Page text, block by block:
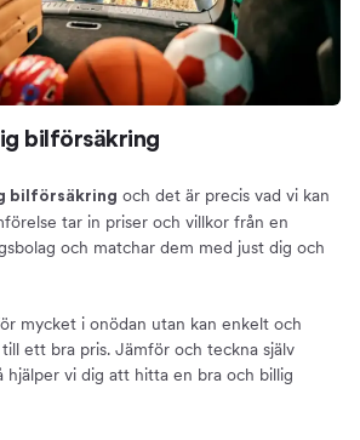
bilförsäkring
bilförsäkring och det är precis vad vi kan
tar in priser och villkor från en
och matchar dem med just dig och
mycket i onödan utan kan enkelt och
ett bra pris. Jämför och teckna själv
hjälper vi dig att hitta en bra och billig